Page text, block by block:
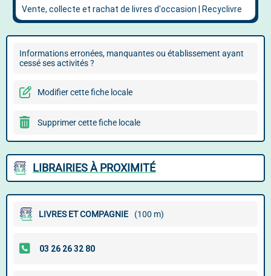
Informations erronées, manquantes ou établissement ayant
cessé ses activités ?
Modifier cette fiche locale
Supprimer cette fiche locale
LIBRAIRIES À PROXIMITÉ
LIVRES ET COMPAGNIE (100 m)